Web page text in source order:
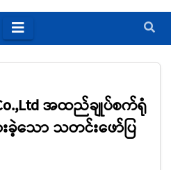
အထည်ချုပ်စက်ရုံ
သော သတင်းဖော်ပြ